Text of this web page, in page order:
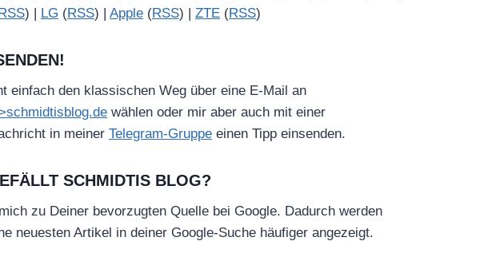
) | LG (RSS) | Apple (RSS) | ZTE (RSS)
einfach den klassischen Weg über eine E-Mail an
wählen oder mir aber auch mit einer
in meiner Telegram-Gruppe einen Tipp einsenden.
SCHMIDTIS BLOG?
zu Deiner bevorzugten Quelle bei Google. Dadurch werden
neuesten Artikel in deiner Google-Suche häufiger angezeigt.